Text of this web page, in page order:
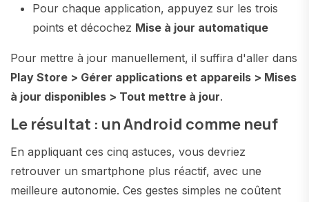
Pour chaque application, appuyez sur les trois
points et décochez Mise à jour automatique
Pour mettre à jour manuellement, il suffira d'aller dans
Play Store > Gérer applications et appareils > Mises
à jour disponibles > Tout mettre à jour.
Le résultat : un Android comme neuf
En appliquant ces cinq astuces, vous devriez
retrouver un smartphone plus réactif, avec une
meilleure autonomie. Ces gestes simples ne coûtent